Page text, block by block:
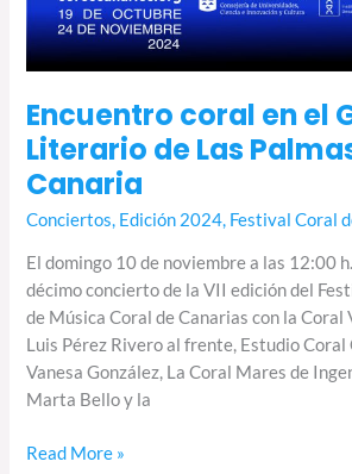
Encuentro coral en el
Literario de Las
Canaria
Conciertos, Edición 2024, Festival Coral
El domingo 10 de noviembre a las 12:00
décimo concierto de la VII edición del
de Música Coral de Canarias con la Coral
Luis Pérez Rivero al frente, Estudio
Vanesa González, La Coral Mares de
Marta Bello y la
Read More »